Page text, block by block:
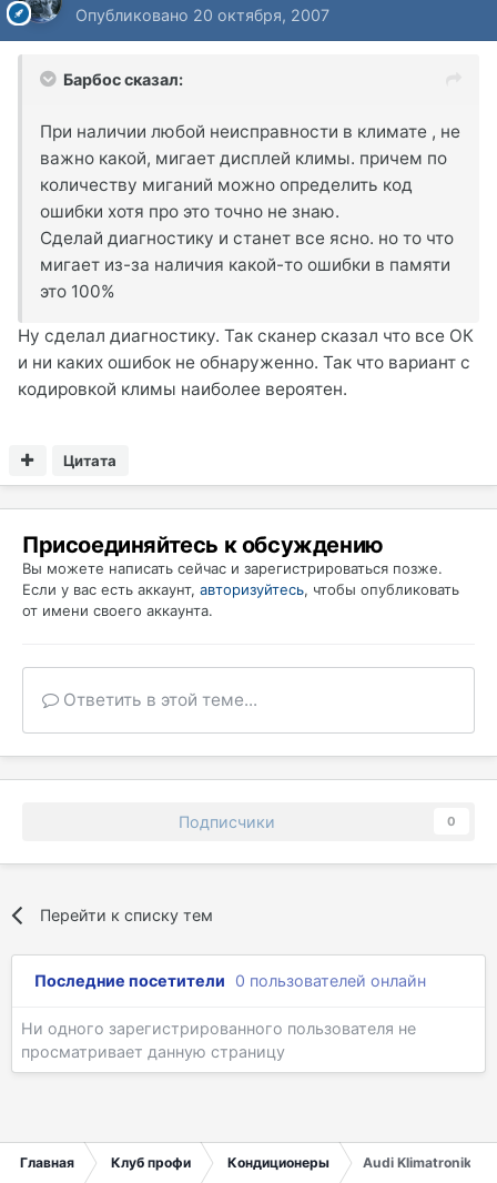
Опубликовано 20 октября, 2007
Барбос сказал:
При наличии любой неисправности в климате , не
важно какой, мигает дисплей климы. причем по
количеству миганий можно определить код
ошибки хотя про это точно не знаю.
Сделай диагностику и станет все ясно. но то что
мигает из-за наличия какой-то ошибки в памяти
это 100%
Ну сделал диагностику. Так сканер сказал что все ОК
и ни каких ошибок не обнаруженно. Так что вариант с
кодировкой климы наиболее вероятен.
Цитата
Присоединяйтесь к обсуждению
Вы можете написать сейчас и зарегистрироваться позже.
Если у вас есть аккаунт, авторизуйтесь, чтобы опубликовать
от имени своего аккаунта.
Ответить в этой теме...
Подписчики 0
Перейти к списку тем
Последние посетители 0 пользователей онлайн
Ни одного зарегистрированного пользователя не
просматривает данную страницу
Главная Клуб профи Кондиционеры Audi Klimatronik